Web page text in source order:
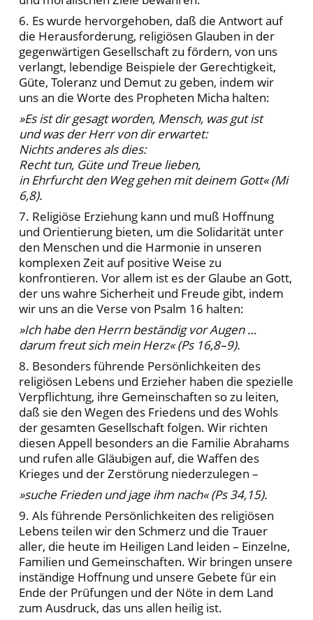
6. Es wurde hervorgehoben, daß die Antwort auf
die Herausforderung, religiösen Glauben in der
gegenwärtigen Gesellschaft zu fördern, von uns
verlangt, lebendige Beispiele der Gerechtigkeit,
Güte, Toleranz und Demut zu geben, indem wir
uns an die Worte des Propheten Micha halten:
»Es ist dir gesagt worden, Mensch, was gut ist
und was der Herr von dir erwartet:
Nichts anderes als dies:
Recht tun, Güte und Treue lieben,
in Ehrfurcht den Weg gehen mit deinem Gott« (Mi
6,8).
7. Religiöse Erziehung kann und muß Hoffnung
und Orientierung bieten, um die Solidarität unter
den Menschen und die Harmonie in unseren
komplexen Zeit auf positive Weise zu
konfrontieren. Vor allem ist es der Glaube an Gott,
der uns wahre Sicherheit und Freude gibt, indem
wir uns an die Verse von Psalm 16 halten:
»Ich habe den Herrn beständig vor Augen …
darum freut sich mein Herz« (Ps 16,8–9).
8. Besonders führende Persönlichkeiten des
religiösen Lebens und Erzieher haben die spezielle
Verpflichtung, ihre Gemeinschaften so zu leiten,
daß sie den Wegen des Friedens und des Wohls
der gesamten Gesellschaft folgen. Wir richten
diesen Appell besonders an die Familie Abrahams
und rufen alle Gläubigen auf, die Waffen des
Krieges und der Zerstörung niederzulegen –
»suche Frieden und jage ihm nach« (Ps 34,15).
9. Als führende Persönlichkeiten des religiösen
Lebens teilen wir den Schmerz und die Trauer
aller, die heute im Heiligen Land leiden – Einzelne,
Familien und Gemeinschaften. Wir bringen unsere
inständige Hoffnung und unsere Gebete für ein
Ende der Prüfungen und der Nöte in dem Land
zum Ausdruck, das uns allen heilig ist.